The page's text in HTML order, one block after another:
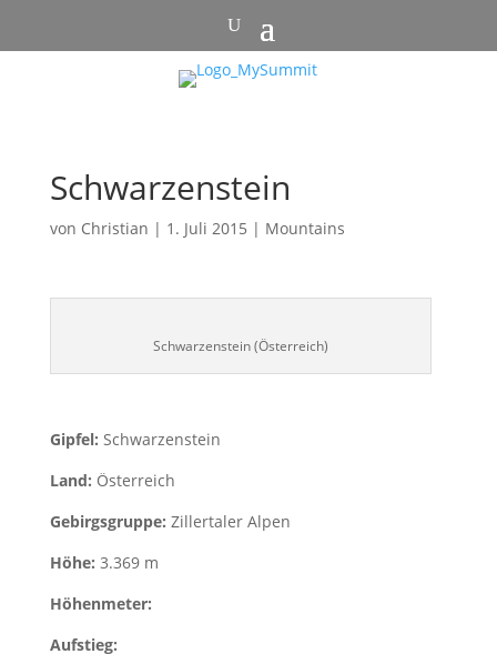
Schwarzenstein
von Christian | 1. Juli 2015 | Mountains
Schwarzenstein (Österreich)
Gipfel: Schwarzenstein
Land: Österreich
Gebirgsgruppe: Zillertaler Alpen
Höhe: 3.369 m
Höhenmeter:
Aufstieg: